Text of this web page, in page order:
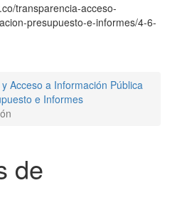
transparencia-acceso-
presupuesto-e-informes/4-6-
Acceso a Información Pública
e Informes
de